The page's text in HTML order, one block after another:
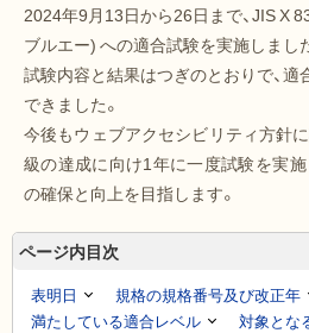
2024年9月13日から26日まで、JIS X
ブルエー) への適合試験を実施しまし
試験内容と結果はつぎのとおりで、
できました。
今後もウェブアクセシビリティ方針
級の達成に向け1年に一度試験を実
の確保と向上を目指します。
ページ内目次
表明日
規格の規格番号及び改正年
満たしている適合レベル
対象とな